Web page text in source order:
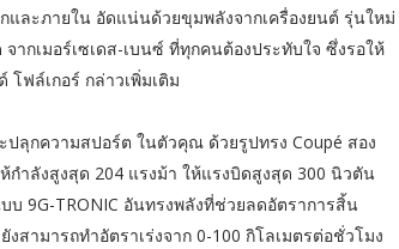
ละภายใน อัดแน่นด้วยขุมพลังจากเครื่องยนต์ รุ่นใหม่
กเมอร์เซเดส-เบนซ์ ที่ทุกคนต้องประทับใจ ซึ่งรอให้
ฟล์เกอร์ กล่าวเพิ่มเติม
ปลุกความสปอร์ต ในตัวคุณ ด้วยรูปทรง Coupé สอง
ำลังสูงสุด 204 แรงม้า ให้แรงบิดสูงสุด 300 นิวตัน
บ 9G-TRONIC อันทรงพลังที่ช่วยลดอัตราการสิ้น
ามารถทำอัตราเร่งจาก 0-100 กิโลเมตรต่อชั่วโมง